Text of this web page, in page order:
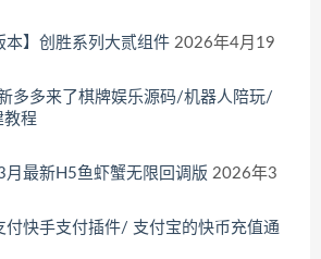
本】创胜系列大贰组件 2026年4月19
多多来了棋牌娱乐源码/机器人陪玩/
教程
最新H5鱼虾蟹无限回调版 2026年3
付快手支付插件/ 支付宝的快币充值通